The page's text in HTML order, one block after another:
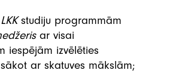
studiju programmām
ar visai
iespējām izvēlēties
ar skatuves mākslām;